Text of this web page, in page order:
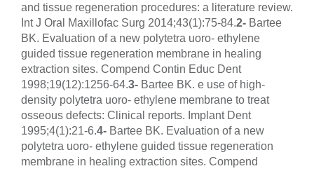
and tissue regeneration procedures: a literature review.
Int J Oral Maxillofac Surg 2014;43(1):75-84.2- Bartee
BK. Evaluation of a new polytetra uoro- ethylene
guided tissue regeneration membrane in healing
extraction sites. Compend Contin Educ Dent
1998;19(12):1256-64.3- Bartee BK. e use of high-
density polytetra uoro- ethylene membrane to treat
osseous defects: Clinical reports. Implant Dent
1995;4(1):21-6.4- Bartee BK. Evaluation of a new
polytetra uoro- ethylene guided tissue regeneration
membrane in healing extraction sites. Compend